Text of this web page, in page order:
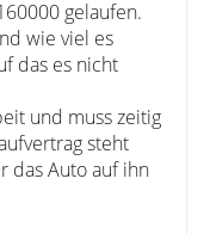
gelaufen.
wie viel es
das es nicht
und muss zeitig
steht
das Auto auf ihn